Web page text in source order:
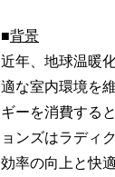
■背景
近年、地球温暖
適な室内環境を
ギーを消費する
ョンズはラディ
効率の向上と快